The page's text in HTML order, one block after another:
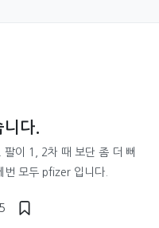
다.
팔이 1, 2차 때 보단 좀 더 뻐
번 모두 pfizer 입니다.